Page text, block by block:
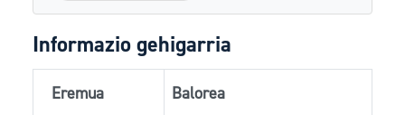
Informazio gehigarria
Eremua Balorea